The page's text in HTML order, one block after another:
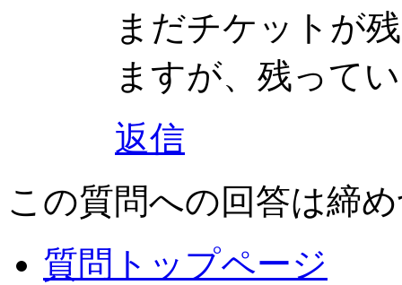
まだチケットが
ますが、残って
返信
この質問への回答は締
質問トップページ